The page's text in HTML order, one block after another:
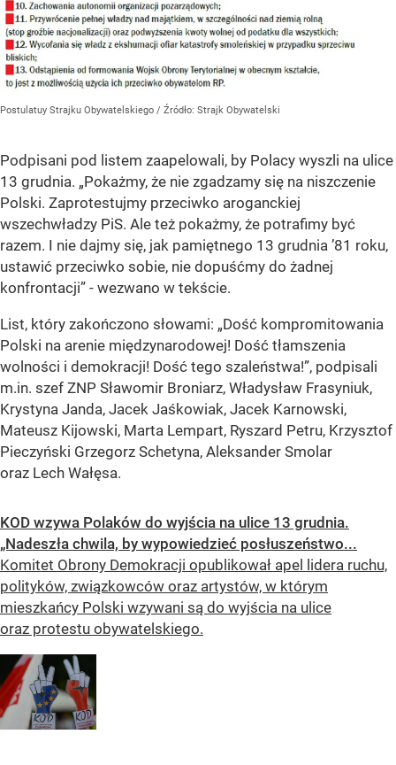
Postulatuy Strajku Obywatelskiego / Źródło: Strajk Obywatelski
Podpisani pod listem zaapelowali, by Polacy wyszli na ulice
13 grudnia. „Pokażmy, że nie zgadzamy się na niszczenie
Polski. Zaprotestujmy przeciwko aroganckiej
wszechwładzy PiS. Ale też pokażmy, że potrafimy być
razem. I nie dajmy się, jak pamiętnego 13 grudnia ’81 roku,
ustawić przeciwko sobie, nie dopuśćmy do żadnej
konfrontacji” - wezwano w tekście.
List, który zakończono słowami: „Dość kompromitowania
Polski na arenie międzynarodowej! Dość tłamszenia
wolności i demokracji! Dość tego szaleństwa!”, podpisali
m.in. szef ZNP Sławomir Broniarz, Władysław Frasyniuk,
Krystyna Janda, Jacek Jaśkowiak, Jacek Karnowski,
Mateusz Kijowski, Marta Lempart, Ryszard Petru, Krzysztof
Pieczyński Grzegorz Schetyna, Aleksander Smolar
oraz Lech Wałęsa.
KOD wzywa Polaków do wyjścia na ulice 13 grudnia.
„Nadeszła chwila, by wypowiedzieć posłuszeństwo...
Komitet Obrony Demokracji opublikował apel lidera ruchu,
polityków, związkowców oraz artystów, w którym
mieszkańcy Polski wzywani są do wyjścia na ulice
oraz protestu obywatelskiego.